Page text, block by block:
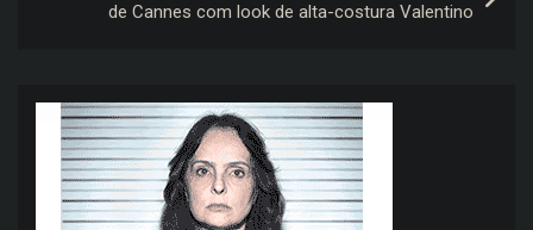
de Cannes com look de alta-costura Valentino